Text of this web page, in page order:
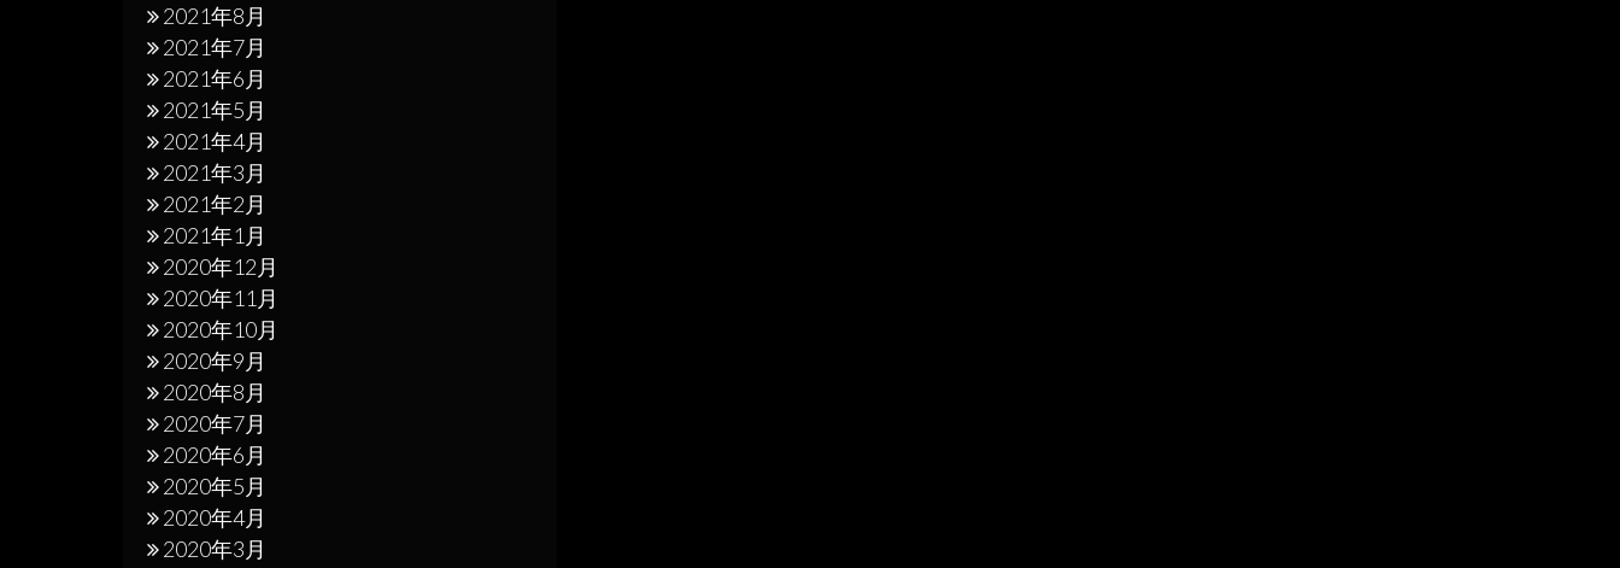
2021年8月
2021年7月
2021年6月
2021年5月
2021年4月
2021年3月
2021年2月
2021年1月
2020年12月
2020年11月
2020年10月
2020年9月
2020年8月
2020年7月
2020年6月
2020年5月
2020年4月
2020年3月